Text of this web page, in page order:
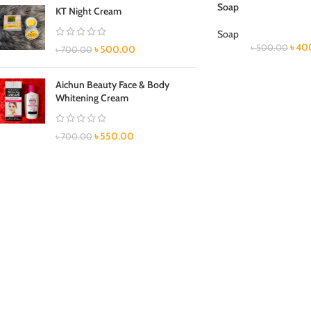
KT Night Cream
৳700.00 ৳500.00
Aichun Beauty Face & Body
Whitening Cream
৳700.00 ৳550.00
Soap
Soap
৳500.00 ৳